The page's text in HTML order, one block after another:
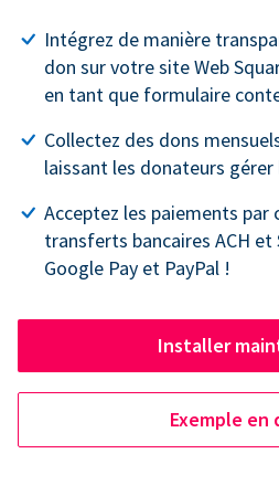
Intégrez de manière
don sur votre site Web
en tant que formulaire
Collectez des dons
laissant les donateurs
Acceptez les paiements par
transferts bancaires ACH et
Google Pay et PayPal !
Installer
Exemple en